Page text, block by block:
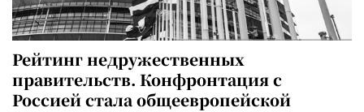
Рейтинг недружественных
правительств. Конфронтация с
Россией стала общеевропейской